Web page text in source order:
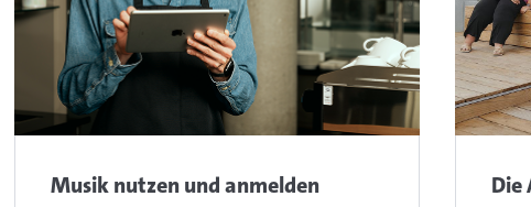
Musik nutzen und anmelden Die